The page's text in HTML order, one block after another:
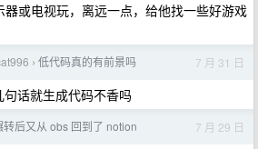
或电视玩，离远一点，给他找一些好游戏
› 低代码真的有前景吗 7 月 31 日
话就生成代码不香吗
转后又从 obs 回到了 notion 7 月 29 日